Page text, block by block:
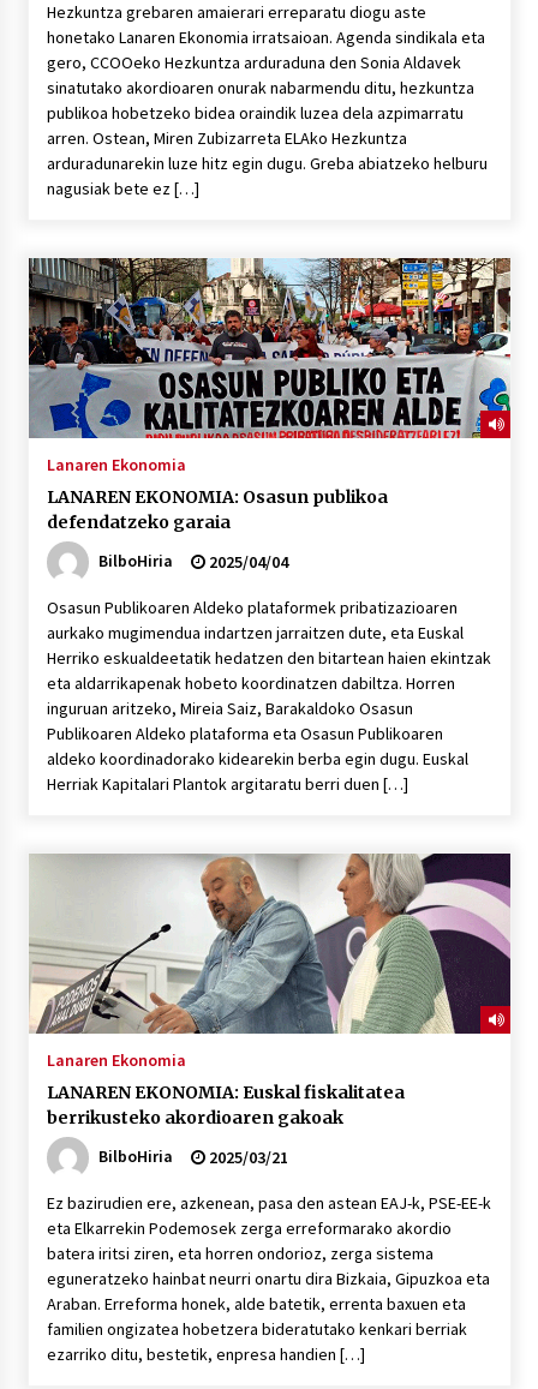
Hezkuntza grebaren amaierari erreparatu diogu aste
honetako Lanaren Ekonomia irratsaioan. Agenda sindikala eta
gero, CCOOeko Hezkuntza arduraduna den Sonia Aldavek
sinatutako akordioaren onurak nabarmendu ditu, hezkuntza
publikoa hobetzeko bidea oraindik luzea dela azpimarratu
arren. Ostean, Miren Zubizarreta ELAko Hezkuntza
arduradunarekin luze hitz egin dugu. Greba abiatzeko helburu
nagusiak bete ez […]
Lanaren Ekonomia
LANAREN EKONOMIA: Osasun publikoa
defendatzeko garaia
BilboHiria
2025/04/04
Osasun Publikoaren Aldeko plataformek pribatizazioaren
aurkako mugimendua indartzen jarraitzen dute, eta Euskal
Herriko eskualdeetatik hedatzen den bitartean haien ekintzak
eta aldarrikapenak hobeto koordinatzen dabiltza. Horren
inguruan aritzeko, Mireia Saiz, Barakaldoko Osasun
Publikoaren Aldeko plataforma eta Osasun Publikoaren
aldeko koordinadorako kidearekin berba egin dugu. Euskal
Herriak Kapitalari Plantok argitaratu berri duen […]
Lanaren Ekonomia
LANAREN EKONOMIA: Euskal fiskalitatea
berrikusteko akordioaren gakoak
BilboHiria
2025/03/21
Ez bazirudien ere, azkenean, pasa den astean EAJ-k, PSE-EE-k
eta Elkarrekin Podemosek zerga erreformarako akordio
batera iritsi ziren, eta horren ondorioz, zerga sistema
eguneratzeko hainbat neurri onartu dira Bizkaia, Gipuzkoa eta
Araban. Erreforma honek, alde batetik, errenta baxuen eta
familien ongizatea hobetzera bideratutako kenkari berriak
ezarriko ditu, bestetik, enpresa handien […]